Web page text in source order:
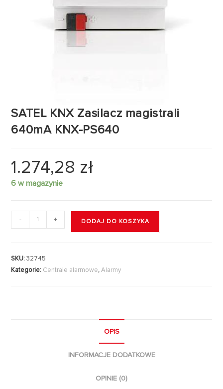
SATEL KNX Zasilacz magistrali
640mA KNX-PS640
1.274,28 zł
6 w magazynie
- + DODAJ DO KOSZYKA
SKU:32745
Kategorie: Centrale alarmowe,Alarmy
OPIS
INFORMACJE DODATKOWE
OPINIE (0)